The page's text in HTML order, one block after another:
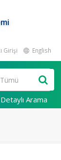
Girişi English
Detaylı Arama